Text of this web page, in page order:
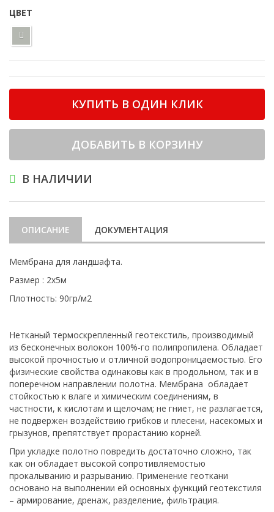
ЦВЕТ
КУПИТЬ В ОДИН КЛИК
ДОБАВИТЬ В КОРЗИНУ
В НАЛИЧИИ
ОПИСАНИЕ ДОКУМЕНТАЦИЯ
Мембрана для ландшафта.
Размер : 2х5м
Плотность: 90гр/м2
Нетканый термоскрепленный геотекстиль, производимый
из бесконечных волокон 100%-го полипропилена. Обладает
высокой прочностью и отличной водопроницаемостью. Его
физические свойства одинаковы как в продольном, так и в
поперечном направлении полотна. Мембрана обладает
стойкостью к влаге и химическим соединениям, в
частности, к кислотам и щелочам; не гниет, не разлагается,
не подвержен воздействию грибков и плесени, насекомых и
грызунов, препятствует прорастанию корней.
При укладке полотно повредить достаточно сложно, так
как он обладает высокой сопротивляемостью
прокалыванию и разрыванию. Применение геоткани
основано на выполнении ей основных функций геотекстиля
– армирование, дренаж, разделение, фильтрация.